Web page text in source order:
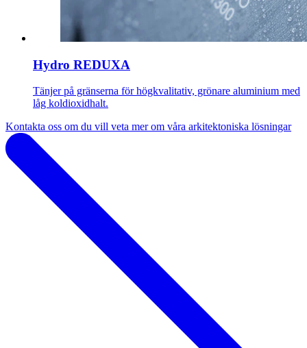
Hydro REDUXA
Tänjer på gränserna för högkvalitativ, grönare aluminium med
låg koldioxidhalt.
Kontakta oss om du vill veta mer om våra arkitektoniska lösningar